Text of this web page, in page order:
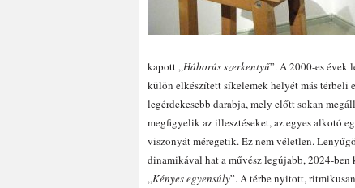
kapott „Háborús szerkentyű”. A 2000-es évek
külön elkészített síkelemek helyét más térbeli
legérdekesebb darabja, mely előtt sokan
megfigyelik az illesztéseket, az egyes alkotó
viszonyát méregetik. Ez nem véletlen.
dinamikával hat a művész legújabb, 2024-ben
„Kényes egyensúly”. A térbe nyitott,